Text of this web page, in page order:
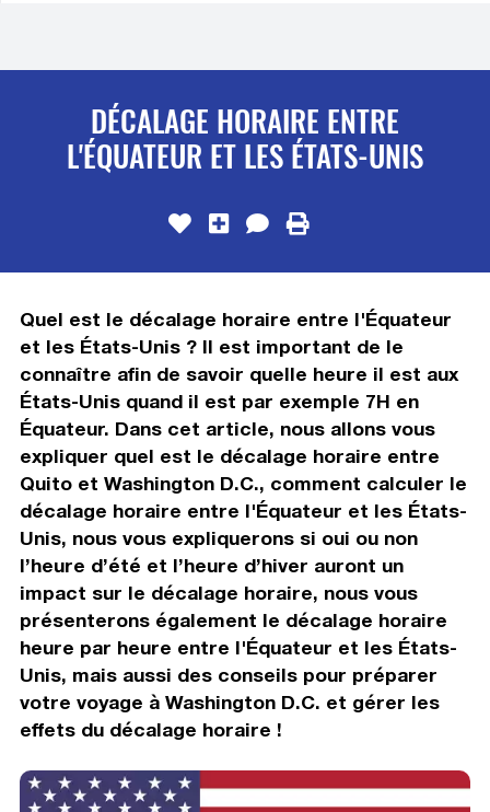
DÉCALAGE HORAIRE ENTRE
L'ÉQUATEUR ET LES ÉTATS-UNIS
Quel est le décalage horaire entre l'Équateur
et les États-Unis ? Il est important de le
connaître afin de savoir quelle heure il est aux
États-Unis quand il est par exemple 7H en
Équateur. Dans cet article, nous allons vous
expliquer quel est le décalage horaire entre
Quito et Washington D.C., comment calculer le
décalage horaire entre l'Équateur et les États-
Unis, nous vous expliquerons si oui ou non
l’heure d’été et l’heure d’hiver auront un
impact sur le décalage horaire, nous vous
présenterons également le décalage horaire
heure par heure entre l'Équateur et les États-
Unis, mais aussi des conseils pour préparer
votre voyage à Washington D.C. et gérer les
effets du décalage horaire !